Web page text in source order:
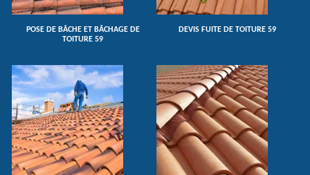
POSE DE BÂCHE ET BÂCHAGE DE
TOITURE 59
DEVIS FUITE DE TOITURE 59